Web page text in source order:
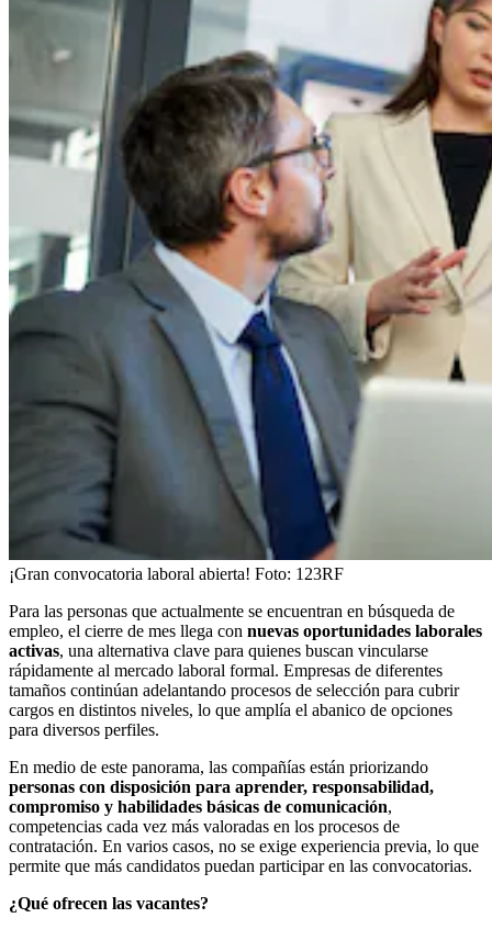
¡Gran convocatoria laboral abierta! Foto: 123RF
Para las personas que actualmente se encuentran en búsqueda de
empleo, el cierre de mes llega con nuevas oportunidades laborales
activas, una alternativa clave para quienes buscan vincularse
rápidamente al mercado laboral formal. Empresas de diferentes
tamaños continúan adelantando procesos de selección para cubrir
cargos en distintos niveles, lo que amplía el abanico de opciones
para diversos perfiles.
En medio de este panorama, las compañías están priorizando
personas con disposición para aprender, responsabilidad,
compromiso y habilidades básicas de comunicación,
competencias cada vez más valoradas en los procesos de
contratación. En varios casos, no se exige experiencia previa, lo que
permite que más candidatos puedan participar en las convocatorias.
¿Qué ofrecen las vacantes?